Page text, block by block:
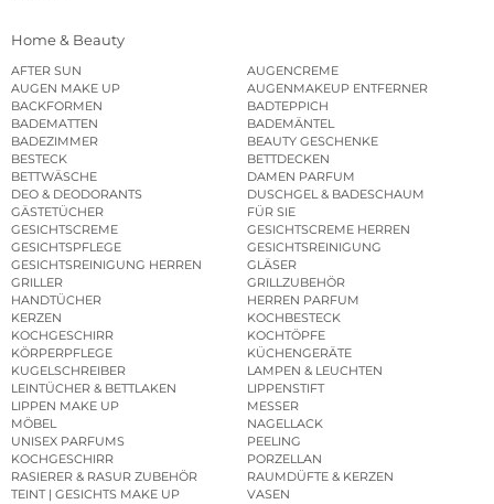
Home & Beauty
AFTER SUN
AUGENCREME
AUGEN MAKE UP
AUGENMAKEUP ENTFERNER
BACKFORMEN
BADTEPPICH
BADEMATTEN
BADEMÄNTEL
BADEZIMMER
BEAUTY GESCHENKE
BESTECK
BETTDECKEN
BETTWÄSCHE
DAMEN PARFUM
DEO & DEODORANTS
DUSCHGEL & BADESCHAUM
GÄSTETÜCHER
FÜR SIE
GESICHTSCREME
GESICHTSCREME HERREN
GESICHTSPFLEGE
GESICHTSREINIGUNG
GESICHTSREINIGUNG HERREN
GLÄSER
GRILLER
GRILLZUBEHÖR
HANDTÜCHER
HERREN PARFUM
KERZEN
KOCHBESTECK
KOCHGESCHIRR
KOCHTÖPFE
KÖRPERPFLEGE
KÜCHENGERÄTE
KUGELSCHREIBER
LAMPEN & LEUCHTEN
LEINTÜCHER & BETTLAKEN
LIPPENSTIFT
LIPPEN MAKE UP
MESSER
MÖBEL
NAGELLACK
UNISEX PARFUMS
PEELING
KOCHGESCHIRR
PORZELLAN
RASIERER & RASUR ZUBEHÖR
RAUMDÜFTE & KERZEN
TEINT | GESICHTS MAKE UP
VASEN